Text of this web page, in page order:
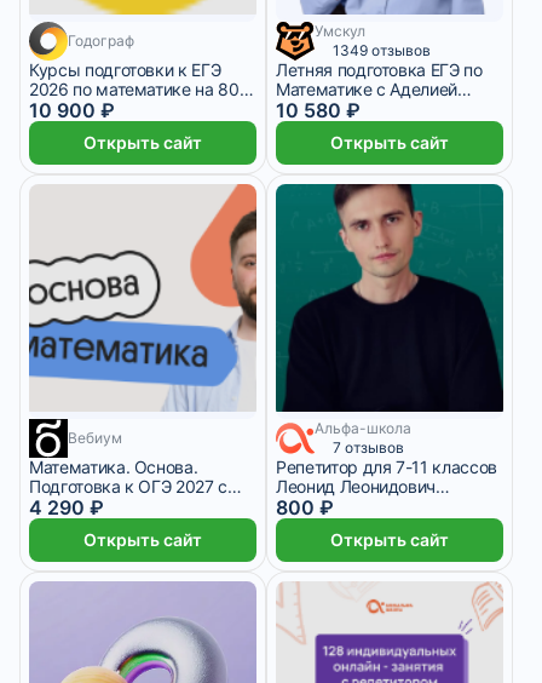
9 месяцев
Годограф
Курсы подготовки к ЕГЭ
2026 по математике на 80+
баллов
10 900 ₽
Открыть сайт
2 645 ₽/мес
Умскул
1349 отзывов
Летняя подготовка ЕГЭ по
Математике с Аделией
Адамовой – 11 класс
10 580 ₽
Открыть сайт
9 месяцев
Вебиум
Математика. Основа.
Подготовка к ОГЭ 2027 с
сентября
4 290 ₽
Открыть сайт
Альфа-школа
7 отзывов
Репетитор для 7-11 классов
Леонид Леонидович
Саливончик
800 ₽
Открыть сайт